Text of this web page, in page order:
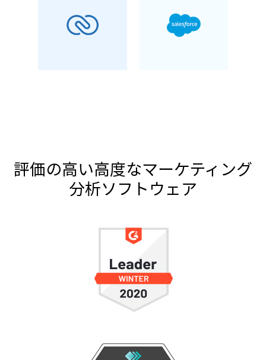
評価の高い高度なマーケティング
分析ソフトウェア